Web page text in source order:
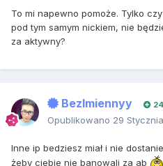
To mi napewno pomoże. Tylko
pod tym samym nickiem, nie
za aktywny?
BezImiennyy
Opublikowano 29
Inne ip bedziesz miał i nie
żeby ciebie nie banowali za ab